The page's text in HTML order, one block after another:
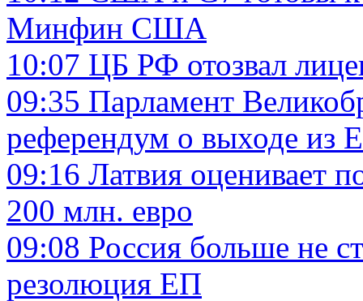
Минфин США
10:07 ЦБ РФ отозвал
09:35 Парламент
референдум о выходе из
09:16 Латвия оценивает
200 млн. евро
09:08 Россия больше не
резолюция ЕП